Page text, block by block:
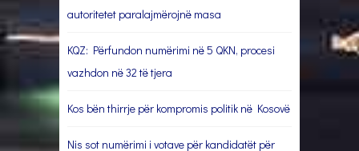
autoritetet paralajmërojnë masa
KQZ: Përfundon numërimi në 5 QKN, procesi
vazhdon në 32 të tjera
Kos bën thirrje për kompromis politik në Kosovë
Nis sot numërimi i votave për kandidatët për